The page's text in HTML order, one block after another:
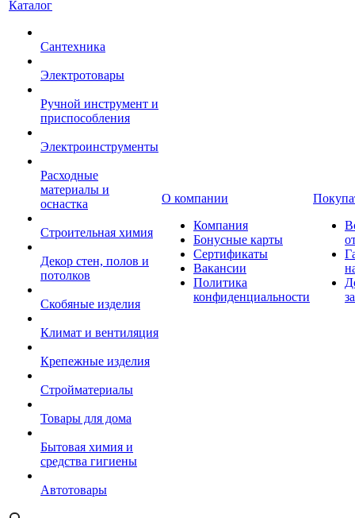
Каталог
Сантехника
Электротовары
Ручной инструмент и
приспособления
Электроинструменты
Расходные
материалы и
оснастка
Строительная химия
Декор стен, полов и
потолков
Скобяные изделия
Климат и вентиляция
Крепежные изделия
Стройматериалы
Товары для дома
Бытовая химия и
средства гигиены
Автотовары
О компании
Компания
Бонусные карты
Сертификаты
Вакансии
Политика
конфиденциальности